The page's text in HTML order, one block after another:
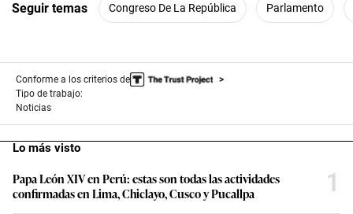
Seguir temas Congreso De La República Parlamento
Conforme a los criterios de
Tipo de trabajo:
Noticias
Lo más visto
Papa León XIV en Perú: estas son todas las actividades
confirmadas en Lima, Chiclayo, Cusco y Pucallpa
1